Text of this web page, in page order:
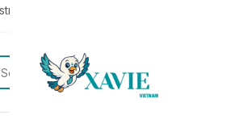
to update to the latest version.